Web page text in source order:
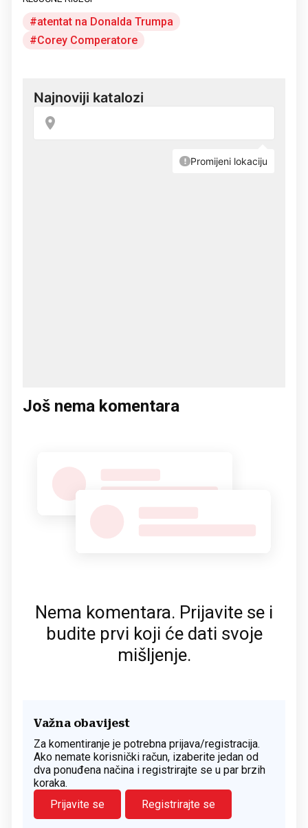
atentat na Donalda Trumpa
Corey Comperatore
Još nema komentara
Nema komentara. Prijavite se i
budite prvi koji će dati svoje
mišljenje.
Važna obavijest
Za komentiranje je potrebna prijava/registracija.
Ako nemate korisnički račun, izaberite jedan od
dva ponuđena načina i registrirajte se u par brzih
koraka.
Prijavite se
Registrirajte se